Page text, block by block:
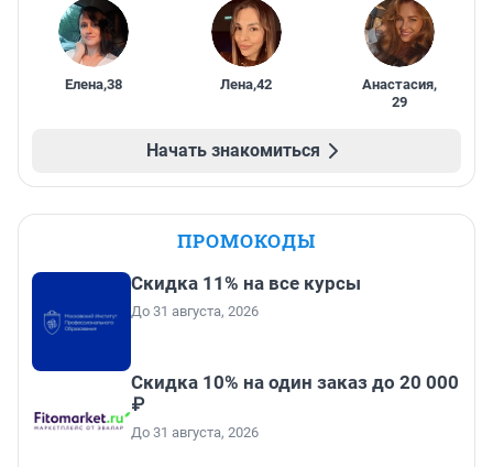
Елена,38 Лена,42 Анастасия,
29
Начать знакомиться
ПРОМОКОДЫ
Скидка 11% на все курсы
До 31 августа, 2026
Скидка 10% на один заказ до 20 000
₽
До 31 августа, 2026